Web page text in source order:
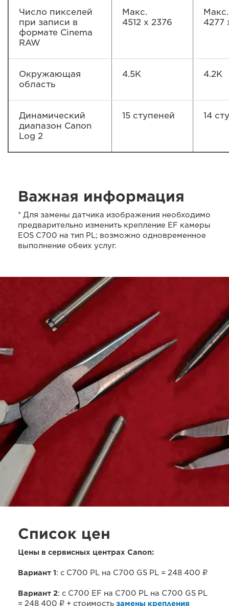
Число пикселей
при записи в
формате Cinema
RAW
Макс.
4512 x 2376
Макс.
4277
Окружающая
область
4.5K 4.2K
Динамический
диапазон Canon
Log 2
15 ступеней 14
Важная информация
* Для замены датчика изображения необходимо
предварительно изменить крепление EF камеры
EOS C700 на тип PL; возможно одновременное
выполнение обеих услуг.
Список цен
Цены в сервисных центрах Canon:
Вариант 1: с C700 PL на C700 GS PL = 248 400 ₽
Вариант 2: с C700 EF на C700 PL на C700 GS PL
= 248 400 ₽ + стоимость замены крепления